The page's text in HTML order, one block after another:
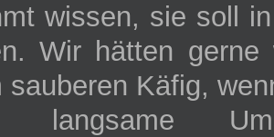
wissen, sie soll
Wir hätten
sauberen Käfig,
langsame